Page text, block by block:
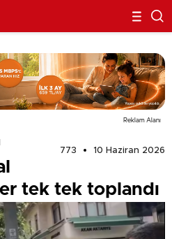
Reklam Alanı
773
10 Haziran 2026
tek tek toplandı